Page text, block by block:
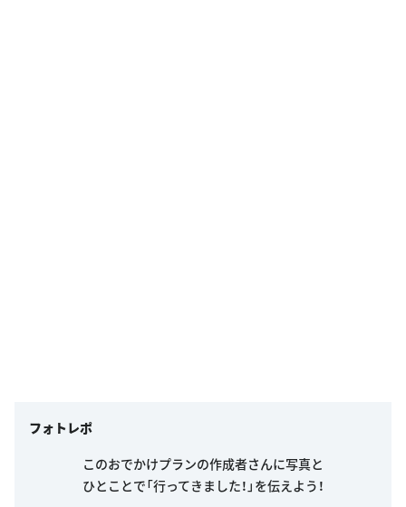
フォトレポ
このおでかけプランの作成者さんに写真と
ひとことで「行ってきました！」を伝えよう！